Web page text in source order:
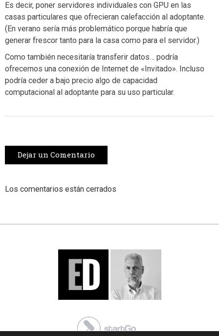
Es decir, poner servidores individuales con GPU en las
casas particulares que ofrecieran calefacción al adoptante.
(En verano sería más problemático porque habría que
generar frescor tanto para la casa como para el servidor.)
Como también necesitaría transferir datos… podría
ofrecernos una conexión de Internet de «Invitado». Incluso
podría ceder a bajo precio algo de capacidad
computacional al adoptante para su uso particular.
Dejar un Comentario
Los comentarios están cerrados